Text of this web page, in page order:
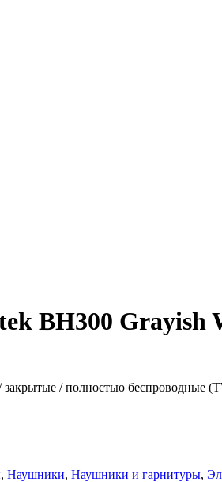
BH300 Grayish
/ полностью беспроводные
, Наушники, Наушники и гарнитуры,